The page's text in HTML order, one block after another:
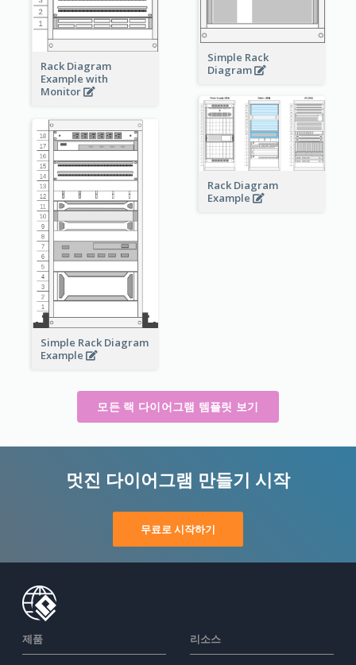
Rack Diagram
Example with
Monitor
Simple Rack
Diagram
Rack Diagram
Example
Simple Rack Diagram
Example
모든 랙 다이어그램 템플릿 보기
멋진 다이어그램 만들기 시작
무료로 시작하기
제품 리소스